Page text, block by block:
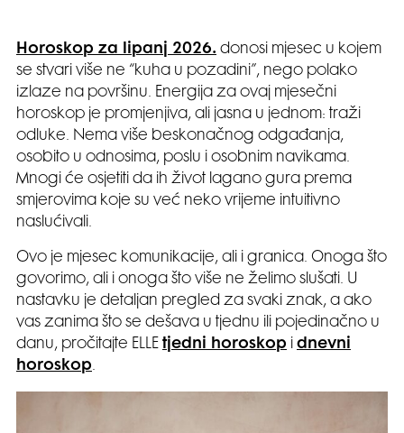
Horoskop za lipanj 2026. donosi mjesec u kojem
se stvari više ne “kuha u pozadini”, nego polako
izlaze na površinu. Energija za ovaj mjesečni
horoskop je promjenjiva, ali jasna u jednom: traži
odluke. Nema više beskonačnog odgađanja,
osobito u odnosima, poslu i osobnim navikama.
Mnogi će osjetiti da ih život lagano gura prema
smjerovima koje su već neko vrijeme intuitivno
naslućivali.
Ovo je mjesec komunikacije, ali i granica. Onoga što
govorimo, ali i onoga što više ne želimo slušati. U
nastavku je detaljan pregled za svaki znak, a ako
vas zanima što se dešava u tjednu ili pojedinačno u
danu, pročitajte ELLE tjedni horoskop
dnevni
horoskop.